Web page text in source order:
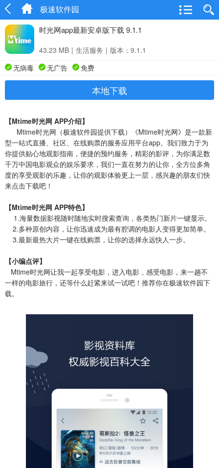
极速软件园
时光网app最新安卓版下载 9.1.1
43.23 MB | 生活服务 | 版本：9.1.1
无病毒
无广告 免费
本地下载
【Mtime时光网 APP介绍】
Mtime时光网（极速软件园提供下载）《Mtime时光网》是一款新
型一站式直播、社区、在线购票的服务应用平台app。我们致力于为
你提供贴心地观影指南，便捷的预约服务，精彩的影评，为你满足数
千万中国电影观众的娱乐要求，我们一直在努力的让你，全方位多角
度的享受观影的乐趣，让你的观影体验更上一层，感兴趣的朋友们快
来点击下载吧！
【Mtime时光网 APP特色】
1.海量数据影视随时随地实时搜索查询，各类热门新片一键显示。
2.多种原创内容，让你迅速成为最有腔调的电影人变得更加简单。
3.最新最热大片一键在线购票，让你的选择永远快人一步。
【小编点评】
Mtime时光网让我一起享受电影，进入电影，感受电影，来一趟不
一样的电影旅行，还等什么赶紧来试一试吧！推荐你在极速软件园下
载。